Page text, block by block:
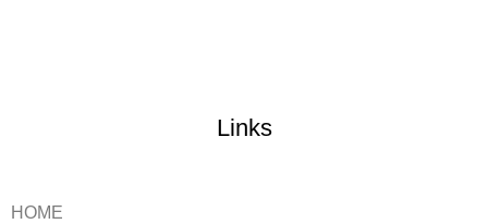
Links
HOME